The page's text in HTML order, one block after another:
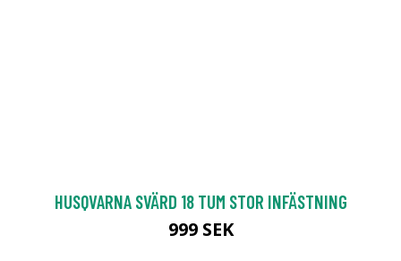
HUSQVARNA SVÄRD 18 TUM STOR INFÄSTNING
999 SEK